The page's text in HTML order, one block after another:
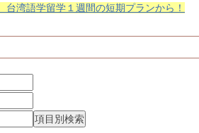
湾語学留学１週間の短期プランから！